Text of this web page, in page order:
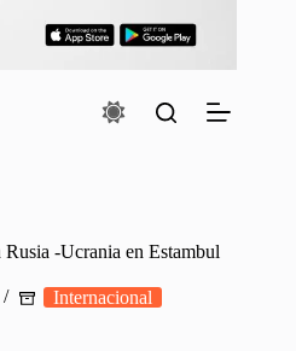
-Ucrania en Estambul
Internacional